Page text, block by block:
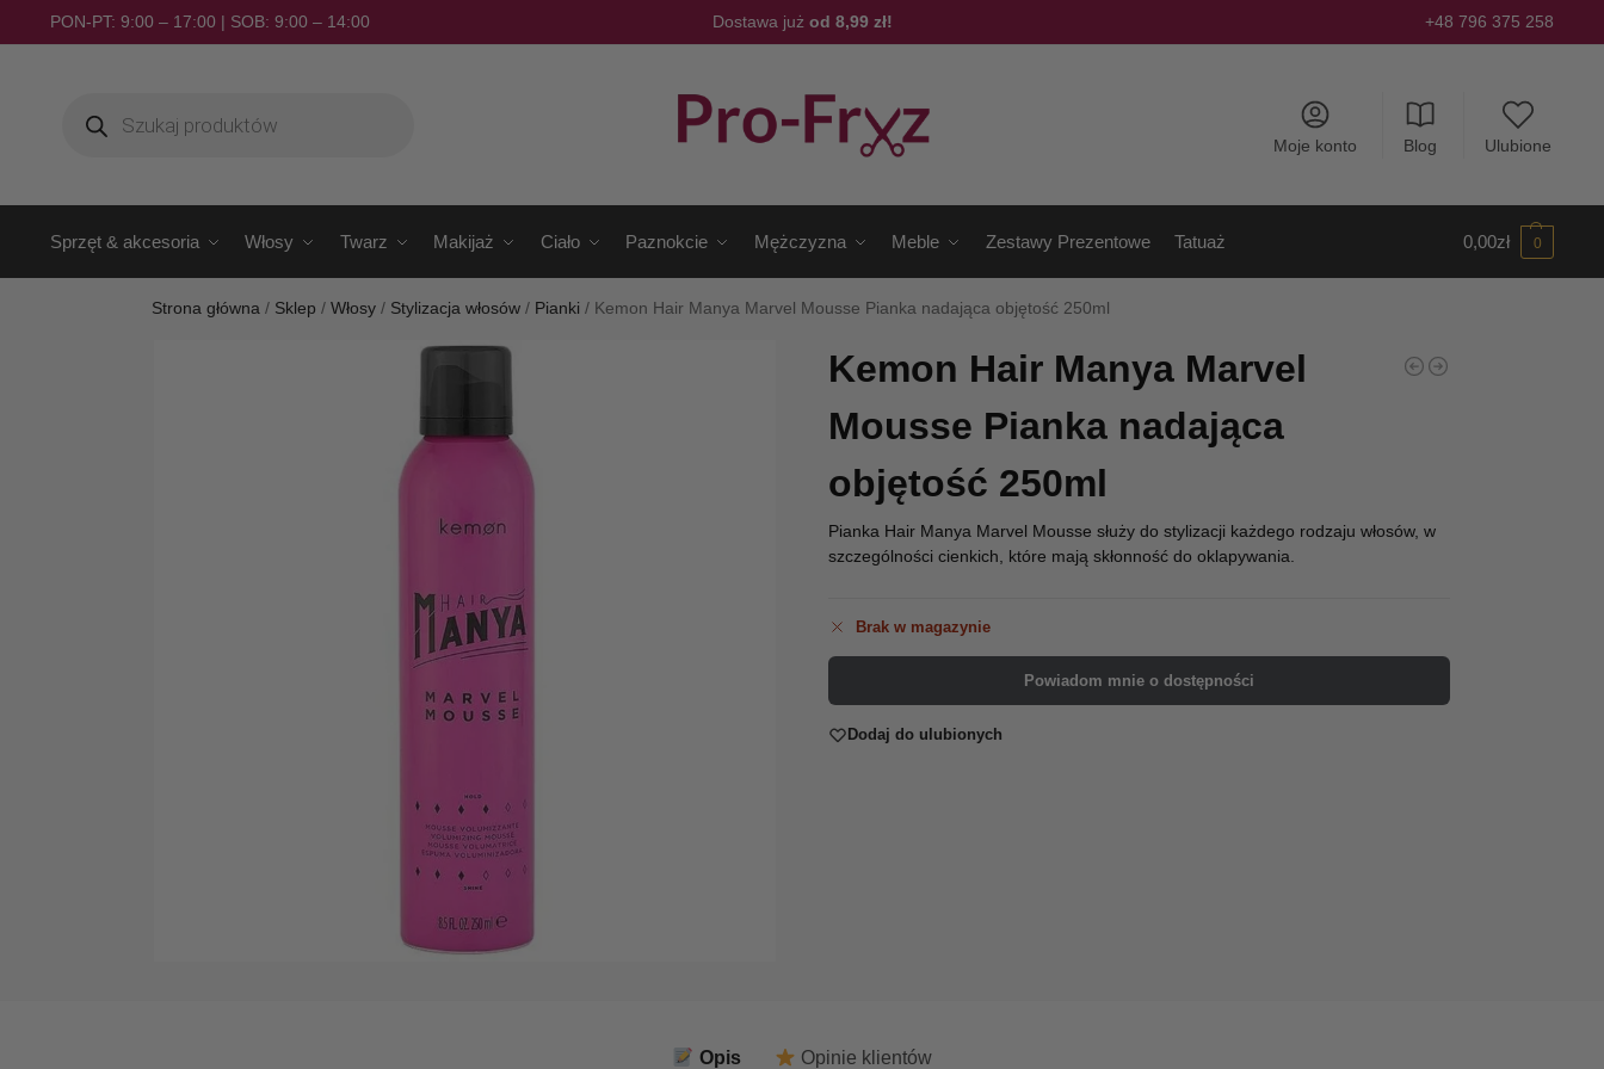
PON-PT: 9:00 – 17:00 | SOB: 9:00 – 14:00 Dostawa już od 8,99 zł! +48 796 375 258
Moje konto Blog Ulubione
Sprzęt & akcesoria Włosy Twarz Makijaż Ciało Paznokcie Mężczyzna Meble Zestawy Prezentowe Tatuaż 0,00zł 0
Strona główna / Sklep /Włosy / Stylizacja włosów / Pianki / Kemon Hair Manya Marvel Mousse Pianka nadająca objętość 250ml
Kemon Hair Manya Marvel
Mousse Pianka nadająca
objętość 250ml
Pianka Hair Manya Marvel Mousse służy do stylizacji każdego rodzaju włosów, w
szczególności cienkich, które mają skłonność do oklapywania.
Brak w magazynie
Powiadom mnie o dostępności
Dodaj do ulubionych
Opis Opinie klientów